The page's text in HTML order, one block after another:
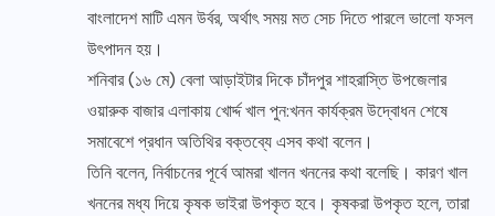
বাংলাদেশ মাটি এমন উর্বর, অর্থাৎ সময় মত সেচ দিতে পারলে ভালো ফসল
উৎপাদন হয়।
শনিবার (১৬ মে) বেলা আড়াইটার দিকে চাঁদপুর শাহরাস্তি উপজেলার
ওয়ারুক বাজার এলাকায় খোর্দ্দ খাল পুন:খনন কার্যক্রম উদ্বোধন শেষে
সমাবেশে প্রধান অতিথির বক্তব্যে এসব কথা বলেন।
তিনি বলেন, নির্বাচনের পূর্বে আমরা খালন খননের কথা বলেছি। কারণ খাল
খননের মধ্য দিয়ে কৃষক ভাইরা উপকৃত হবে। কৃষকরা উপকৃত হলে, তারা